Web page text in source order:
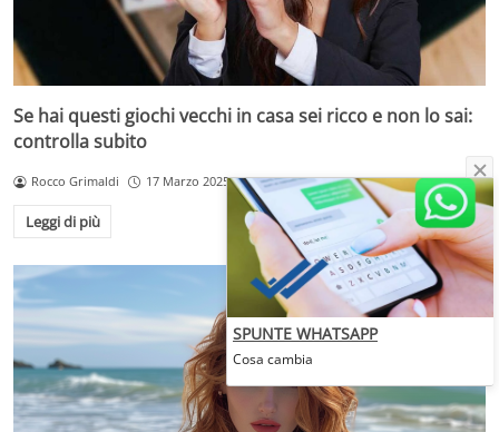
Se hai questi giochi vecchi in casa sei ricco e non lo sai:
controlla subito
Rocco Grimaldi 17 Marzo 2025
Leggi di più
SPUNTE WHATSAPP
Cosa cambia